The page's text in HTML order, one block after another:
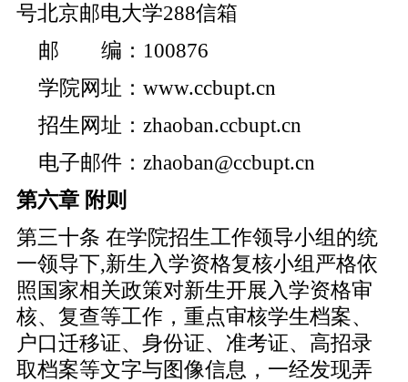
号北京邮电大学288信箱
邮 编：100876
学院网址：www.ccbupt.cn
招生网址：zhaoban.ccbupt.cn
电子邮件：zhaoban@ccbupt.cn
第六章 附则
第三十条 在学院招生工作领导小组的统
一领导下,新生入学资格复核小组严格依
照国家相关政策对新生开展入学资格审
核、复查等工作，重点审核学生档案、
户口迁移证、身份证、准考证、高招录
取档案等文字与图像信息，一经发现弄